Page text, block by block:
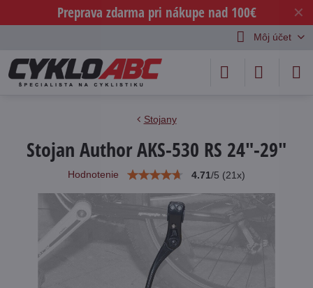
✕
Preprava zdarma pri nákupe nad 100€
Môj účet
Stojany
Stojan Author AKS-530 RS 24"-29"
Hodnotenie 4.71/5 (21x)